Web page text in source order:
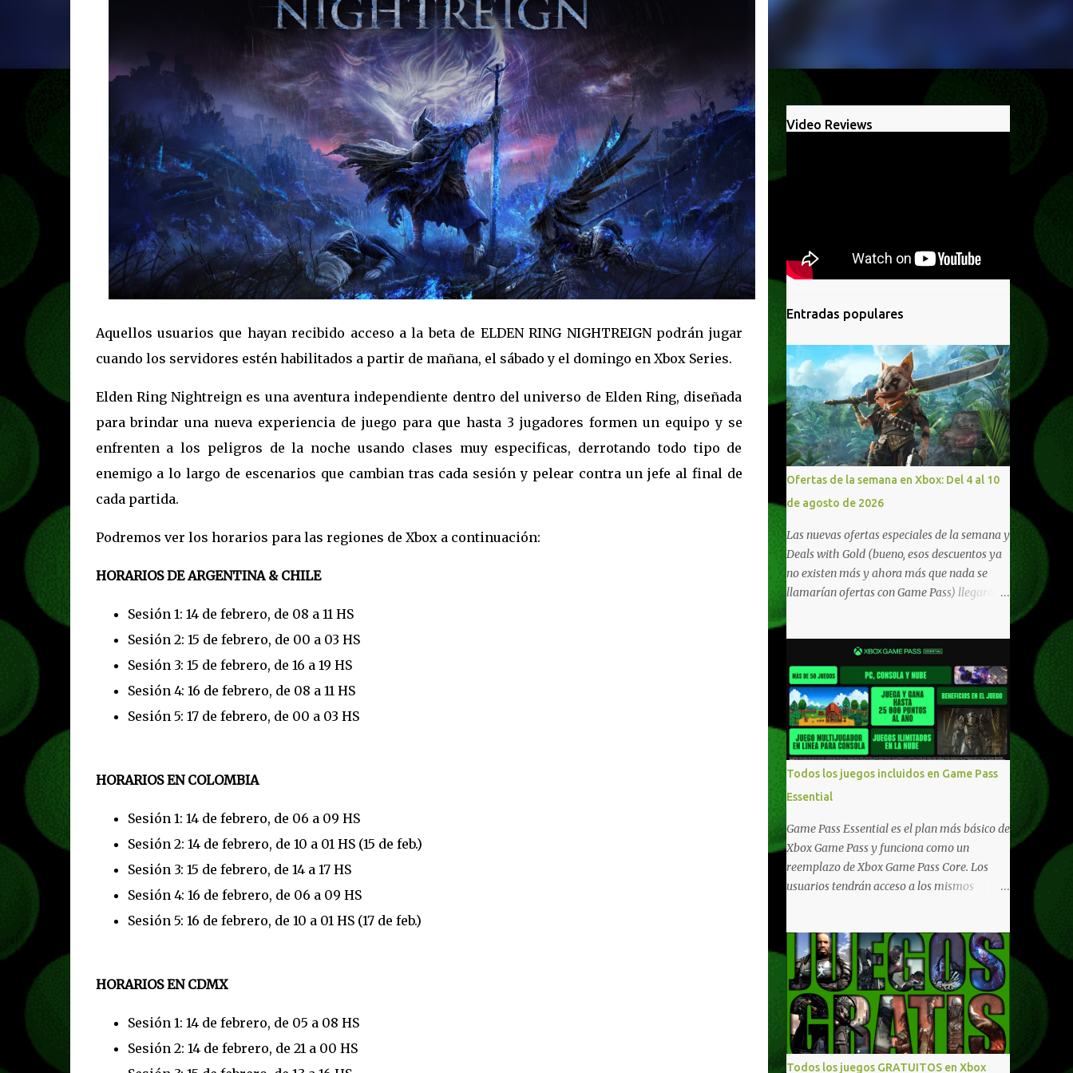
Aquellos usuarios que hayan recibido acceso a la beta de ELDEN RING NIGHTREIGN podrán jugar
cuando los servidores estén habilitados a partir de mañana, el sábado y el domingo en Xbox Series.
Elden Ring Nightreign es una aventura independiente dentro del universo de Elden Ring, diseñada
para brindar una nueva experiencia de juego para que hasta 3 jugadores formen un equipo y se
enfrenten a los peligros de la noche usando clases muy especificas, derrotando todo tipo de
enemigo a lo largo de escenarios que cambian tras cada sesión y pelear contra un jefe al final de
cada partida.
Podremos ver los horarios para las regiones de Xbox a continuación:
HORARIOS DE ARGENTINA & CHILE
Sesión 1: 14 de febrero, de 08 a 11 HS
Sesión 2: 15 de febrero, de 00 a 03 HS
Sesión 3: 15 de febrero, de 16 a 19 HS
Sesión 4: 16 de febrero, de 08 a 11 HS
Sesión 5: 17 de febrero, de 00 a 03 HS
HORARIOS EN COLOMBIA
Sesión 1: 14 de febrero, de 06 a 09 HS
Sesión 2: 14 de febrero, de 10 a 01 HS (15 de feb.)
Sesión 3: 15 de febrero, de 14 a 17 HS
Sesión 4: 16 de febrero, de 06 a 09 HS
Sesión 5: 16 de febrero, de 10 a 01 HS (17 de feb.)
HORARIOS EN CDMX
Sesión 1: 14 de febrero, de 05 a 08 HS
Sesión 2: 14 de febrero, de 21 a 00 HS
Video Reviews
Entradas populares
Ofertas de la semana en Xbox: Del 4 al 10
de agosto de 2026
Las nuevas ofertas especiales de la semana y
Deals with Gold (bueno, esos descuentos ya
no existen más y ahora más que nada se
llamarían ofertas con Game Pass) llegaron a
Xbox Network). Para aquellos en Windows
10/11, varios de los juegos que están de
oferta también cuentan con soporte para
Xbox Play Anywhere, lo que nos permite
jugarlos y mantener un progreso
compartido en Windows PC y Xbox, y
tenemos un listado de juegos compatibles
por acá . ¿Aún necesitas una mano con las
compras? Tenemos un tutorial extenso o en
vídeo para que se quiten todas las dudas
generales de cómo hacer compras en Xbox .
Podes consultar un listado más completo de
promociones desde xbox.com. El post puede
tener actualizaciones regulares o cambios
- México Ofertas - Estados Unidos Ofertas -
España Todas las ofertas de Xbox One
también aplican a Xbox Series, a excepción
de los jue...
Todos los juegos incluidos en Game Pass
Essential
Game Pass Essential es el plan más básico de
Xbox Game Pass y funciona como un
reemplazo de Xbox Game Pass Core. Los
usuarios tendrán acceso a los mismos
adicionales que fueron anunciados
recientemente. Essential incluirá como
novedades una serie de ventajas para
diferentes juegos free to play que están en
Xbox y PC, que van desde skins, desbloqueo
de personajes, paquetes de armas hasta
emotes, monedas virtuales y más para
Todos los juegos GRATUITOS en Xbox